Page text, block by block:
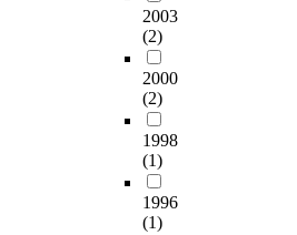
2003
(2)
2000
(2)
1998
(1)
1996
(1)